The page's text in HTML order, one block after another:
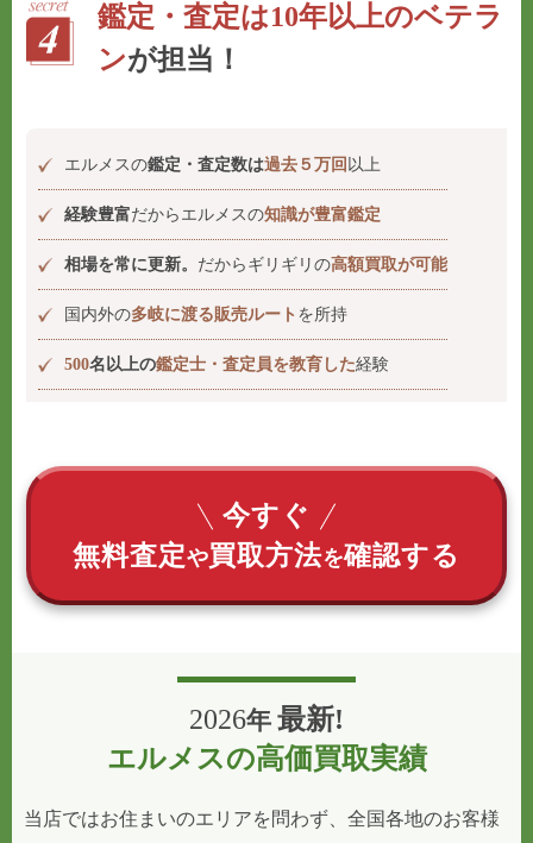
鑑定・査定は10年以上のベテラ
ンが担当！
エルメスの鑑定・査定数は過去５万回 以上
経験豊富だからエルメスの知識が豊富鑑定
相場を常に更新。 だからギリギリの高額買取が可能
国内外の多岐に渡る販売ルート を所持
500名以上の鑑定士・査定員を教育した経験
今すぐ
無料査定や買取方法を確認する
2026年 最新!
エルメスの高価買取実績
当店ではお住まいのエリアを問わず、全国各地のお客様